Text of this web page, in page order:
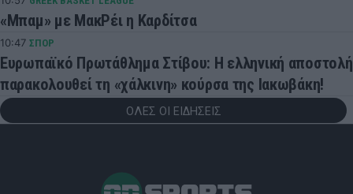
«Μπαμ» με ΜακΡέι η Καρδίτσα
10:47 ΣΠΟΡ
Ευρωπαϊκό Πρωτάθλημα Στίβου: Η ελληνική αποστολή
παρακολουθεί τη «χάλκινη» κούρσα της Ιακωβάκη!
ΟΛΕΣ ΟΙ ΕΙΔΗΣΕΙΣ